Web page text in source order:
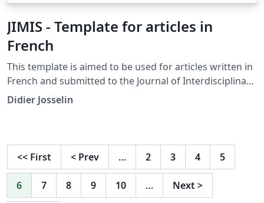
JIMIS - Template for articles in
French
This template is aimed to be used for articles written in
French and submitted to the Journal of Interdisciplinary
Methodologies and Issues in Science (JIMIS).
Didier Josselin
<< First < Prev … 2 3 4 5
6 7 8 9 10 … Next >